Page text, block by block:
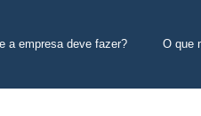
a empresa deve fazer? O que